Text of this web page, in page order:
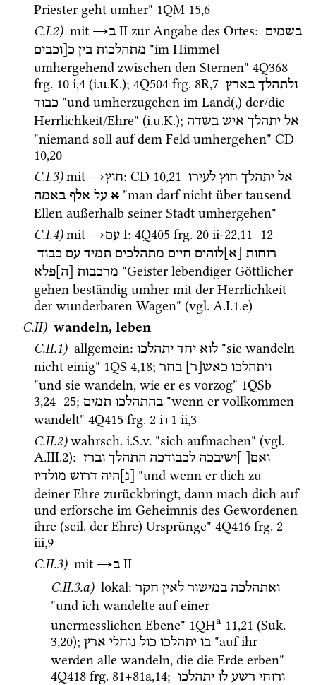
Priester geht umher" 1QM 15,6
C.I.2) mit →ב ‎ II zur Angabe des Ortes: בשמים
מתהלכות בין כ[וכבים
"im Himmel
umhergehend zwischen den Sternen" 4Q368
frg. 10 i,4 (i.u.K.); 4Q504 frg. 8R,7 ולתהלך בארץ
כבוד "und umherzugehen im Land(,) der/die
Herrlichkeit/Ehre" (i.u.K.); אל יתהלך איש בשדה
"niemand soll auf dem Feld umhergehen" CD
10,20
C.I.3)mit →חוץ: CD 10,21 אל יתהלך חוץ לעירו
א על אלף באמה
"man darf nicht über tausend
Ellen außerhalb seiner Stadt umhergehen"
C.I.4)mit →עם ‎ I: 4Q405 frg. 20 ii-22,11–12
רוחות [א]לוהים חיים מתהלכים תמיד עם כבוד
מרכבות
[ה]פלא
"Geister lebendiger Göttlicher
gehen beständig umher mit der Herrlichkeit
der wunderbaren Wagen" (vgl. A.I.1.e)
C.II) wandeln, leben
C.II.1) allgemein: לוא יחד יתהלכו
"sie wandeln
nicht einig" 1QS 4,18; ויתהלכו כאש[ר] בחר
"und sie wandeln, wie er es vorzog" 1QSb
3,24–25; בהתהלכו תמים
"wenn er vollkommen
wandelt" 4Q415 frg. 2 i+1 ii,3
C.II.2)wahrsch. i.S.v. "sich aufmachen" (vgl.
A.III.2): ואם[ ]ישיבכה לכבודכה התהלך וברז
[נ]היה דרוש מולדיו
"und wenn er dich zu
deiner Ehre zurückbringt, dann mach dich auf
und erforsche im Geheimnis des Gewordenen
ihre (scil. der Ehre) Ursprünge" 4Q416 frg. 2
iii,9
C.II.3) mit →ב ‎ II
C.II.3.a) lokal: ואתהלכה במישור לאין חקר
"und ich wandelte auf einer
unermesslichen Ebene" 1QHa 11,21 (Suk.
3,20); בו יתהלכו כול נוחלי ארץ
"auf ihr
4Q418 frg. 81+81a,14; ורוחי רשע לו יתהלכו